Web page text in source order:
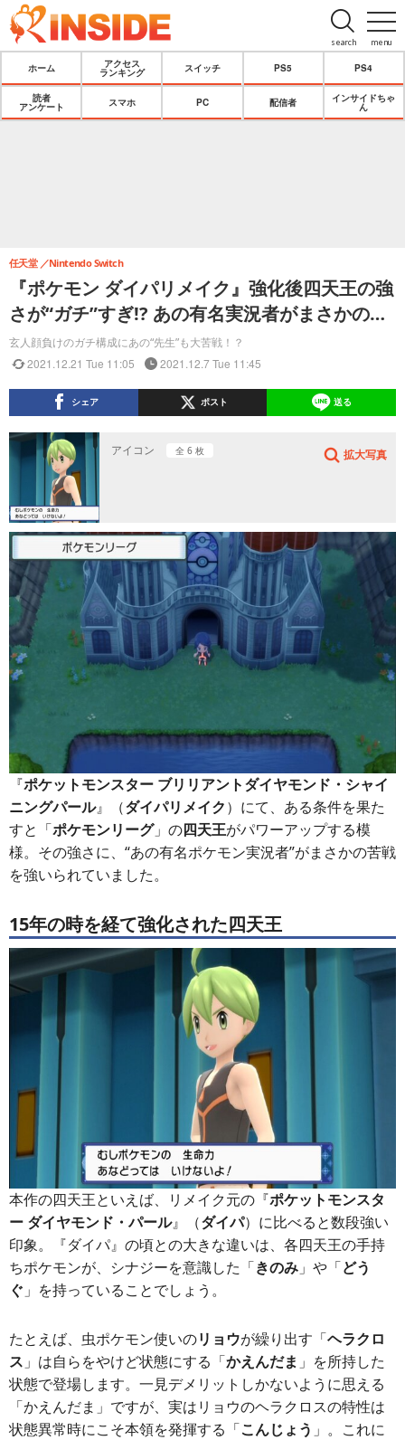
menu
search
ホーム
アクセス
ランキング
スイッチ PS5 PS4
読者
アンケート
スマホ PC 配信者
インサイドちゃ
ん
『ポケモン ダイパリメイク』強化後四天王の強
さが“ガチ”すぎ!? あの有名実況者がまさかの…
玄人顔負けのガチ構成にあの“先生”も大苦戦！？
任天堂 Nintendo Switch
2021.12.21 Tue 11:05 2021.12.7 Tue 11:45
シェア ポスト 送る
アイコン 全 6 枚 拡大写真
『ポケットモンスター ブリリアントダイヤモンド・シャイ
ニングパール』（ダイパリメイク）にて、ある条件を果た
すと「ポケモンリーグ」の四天王がパワーアップする模
様。その強さに、“あの有名ポケモン実況者”がまさかの苦戦
を強いられていました。
15年の時を経て強化された四天王
本作の四天王といえば、リメイク元の『ポケットモンスタ
ー ダイヤモンド・パール』（ダイパ）に比べると数段強い
印象。『ダイパ』の頃との大きな違いは、各四天王の手持
ちポケモンが、シナジーを意識した「きのみ 」や「どう
ぐ 」を持っていることでしょう。
たとえば、虫ポケモン使いのリョウが繰り出す「ヘラクロ
ス 」は自らをやけど状態にする「かえんだま 」を所持した
状態で登場します。一見デメリットしかないように思える
「かえんだま」ですが、実はリョウのヘラクロスの特性は
状態異常時にこそ本領を発揮する「こんじょう 」。これに